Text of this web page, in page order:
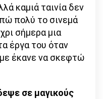
καμιά ταινία δεν
πολύ το σινεμά
σήμερα μια
έργα του όταν
έκανε να σκεφτώ
σε μαγικούς